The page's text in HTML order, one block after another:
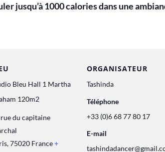
jusqu’à 1000 calories dans une
Bleu Hall 1 Martha
120m2
du capitaine
,75020 France+
ORGANISATEUR
Tashinda
Téléphone
+33 (0)6 68 77 80 17
E-mail